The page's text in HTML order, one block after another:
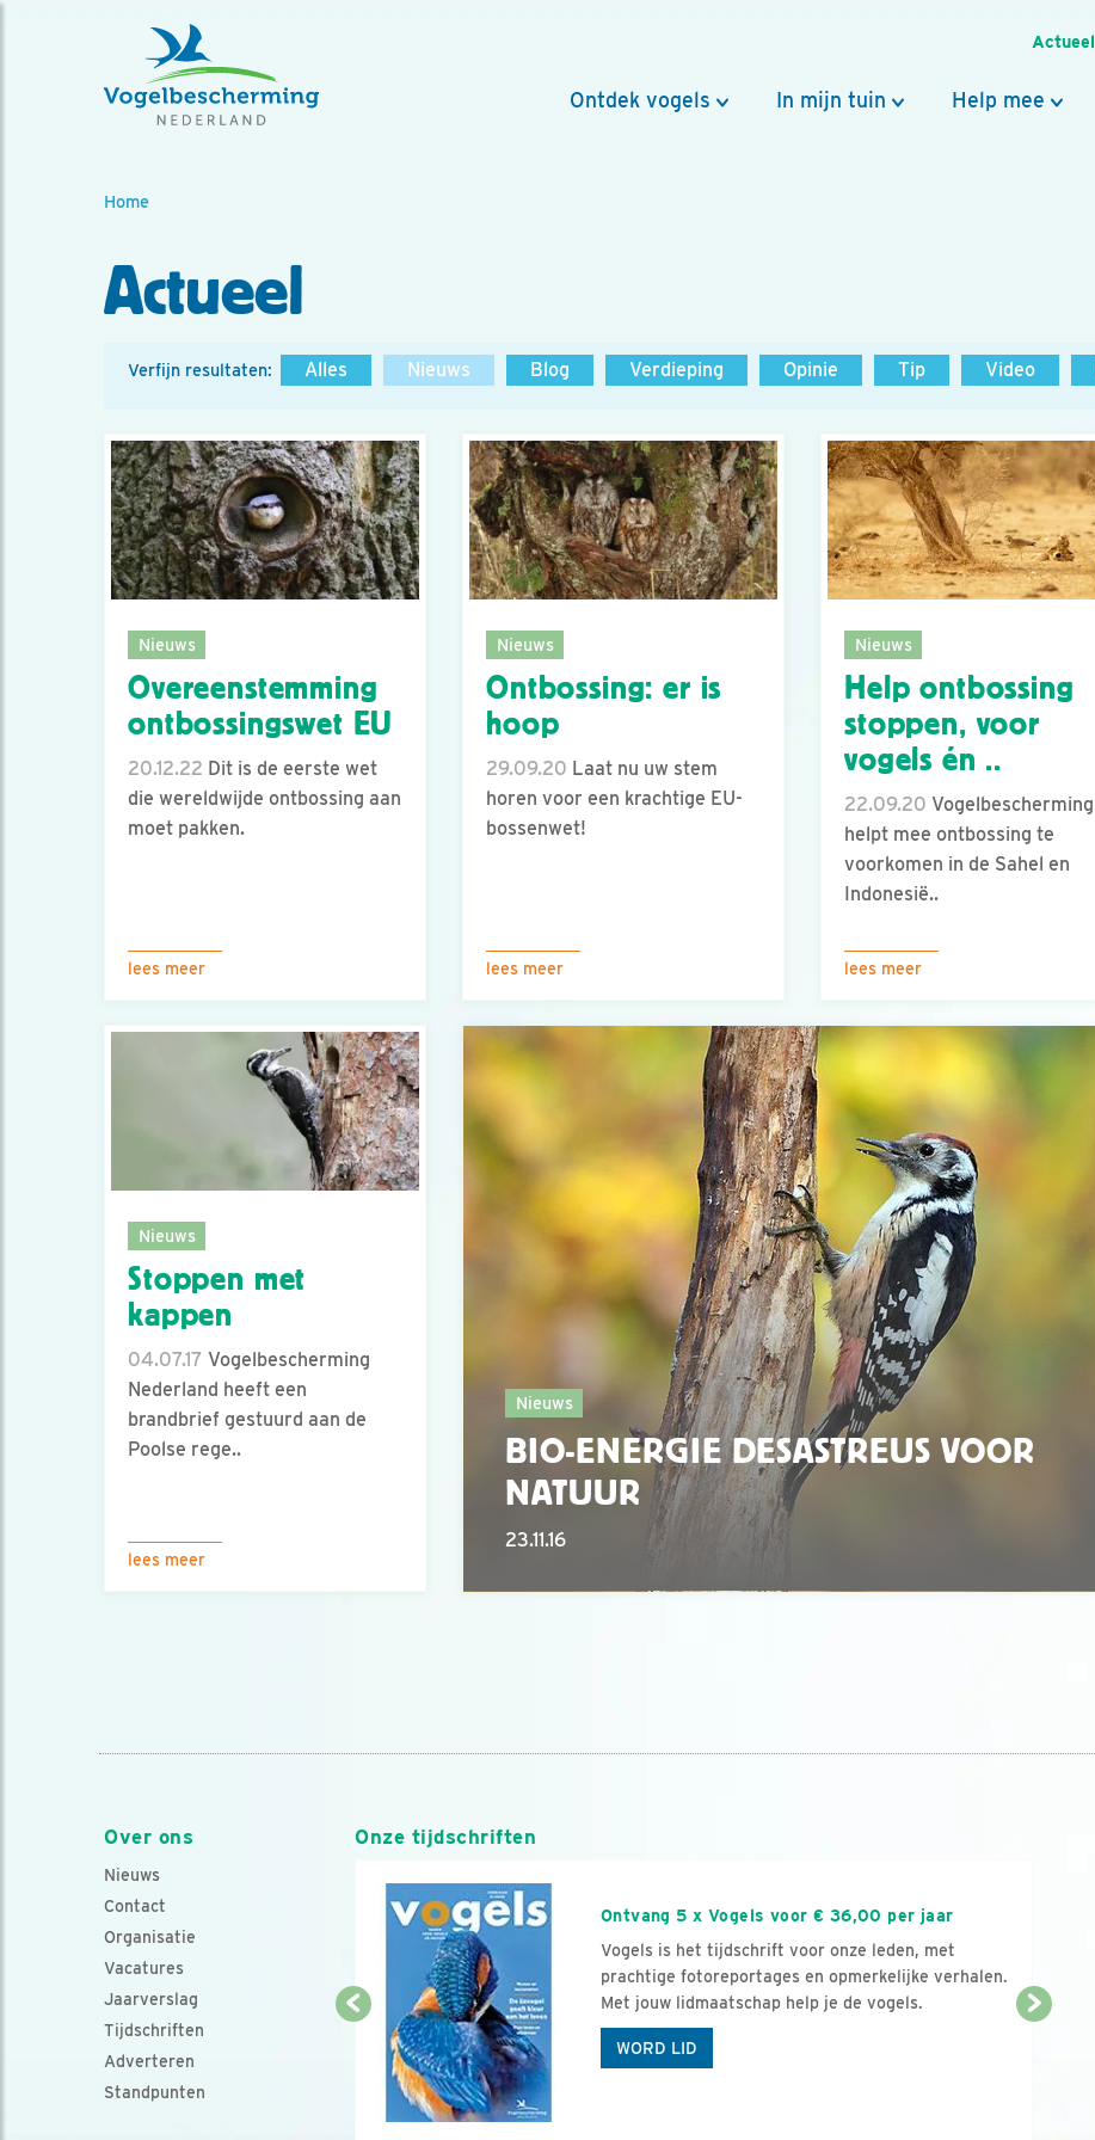
Actueel
Ontdek vogels In mijn tuin Help mee
Home
Actueel
Verfijn resultaten: Alles Nieuws Blog Verdieping Opinie Tip Video
Nieuws
Overeenstemming
ontbossingswet EU
20.12.22 Dit is de eerste wet
die wereldwijde ontbossing aan
moet pakken.
lees meer
Nieuws
Ontbossing: er is
hoop
29.09.20 Laat nu uw stem
horen voor een krachtige EU-
bossenwet!
lees meer
Nieuws
Help ontbossing
stoppen, voor
vogels én ..
22.09.20 Vogelbescherming
helpt mee ontbossing te
voorkomen in de Sahel en
Indonesië..
lees meer
Nieuws
Stoppen met
kappen
04.07.17 Vogelbescherming
Nederland heeft een
brandbrief gestuurd aan de
Poolse rege..
lees meer
Nieuws
BIO-ENERGIE DESASTREUS VOOR
NATUUR
23.11.16
Over ons
Nieuws
Contact
Organisatie
Vacatures
Jaarverslag
Tijdschriften
Adverteren
Standpunten
Onze tijdschriften
Ontvang 5 x Vogels voor € 36,00 per jaar
Vogels is het tijdschrift voor onze leden, met
prachtige fotoreportages en opmerkelijke verhalen.
Met jouw lidmaatschap help je de vogels.
WORD LID